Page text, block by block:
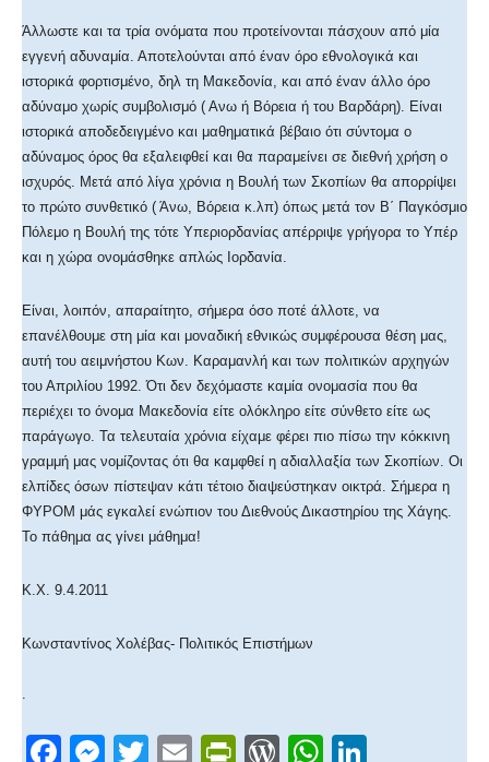
Άλλωστε και τα τρία ονόματα που προτείνονται πάσχουν από μία
εγγενή αδυναμία. Αποτελούνται από έναν όρο εθνολογικά και
ιστορικά φορτισμένο, δηλ τη Μακεδονία, και από έναν άλλο όρο
αδύναμο χωρίς συμβολισμό ( Ανω ή Βόρεια ή του Βαρδάρη). Είναι
ιστορικά αποδεδειγμένο και μαθηματικά βέβαιο ότι σύντομα ο
αδύναμος όρος θα εξαλειφθεί και θα παραμείνει σε διεθνή χρήση ο
ισχυρός. Μετά από λίγα χρόνια η Βουλή των Σκοπίων θα απορρίψει
το πρώτο συνθετικό ( Άνω, Βόρεια κ.λπ) όπως μετά τον Β΄ Παγκόσμιο
Πόλεμο η Βουλή της τότε Υπεριορδανίας απέρριψε γρήγορα το Υπέρ
και η χώρα ονομάσθηκε απλώς Ιορδανία.
Είναι, λοιπόν, απαραίτητο, σήμερα όσο ποτέ άλλοτε, να
επανέλθουμε στη μία και μοναδική εθνικώς συμφέρουσα θέση μας,
αυτή του αειμνήστου Κων. Καραμανλή και των πολιτικών αρχηγών
του Απριλίου 1992. Ότι δεν δεχόμαστε καμία ονομασία που θα
περιέχει το όνομα Μακεδονία είτε ολόκληρο είτε σύνθετο είτε ως
παράγωγο. Τα τελευταία χρόνια είχαμε φέρει πιο πίσω την κόκκινη
γραμμή μας νομίζοντας ότι θα καμφθεί η αδιαλλαξία των Σκοπίων. Οι
ελπίδες όσων πίστεψαν κάτι τέτοιο διαψεύστηκαν οικτρά. Σήμερα η
ΦΥΡΟΜ μάς εγκαλεί ενώπιον του Διεθνούς Δικαστηρίου της Χάγης.
Το πάθημα ας γίνει μάθημα!
Κ.Χ. 9.4.2011
Κωνσταντίνος Χολέβας- Πολιτικός Επιστήμων
.
F M T E Pr W W